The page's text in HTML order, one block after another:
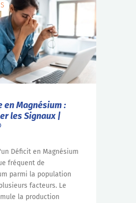
en Magnésium :
les Signaux |
Déficit en Magnésium
fréquent de
parmi la population
facteurs. Le
la production